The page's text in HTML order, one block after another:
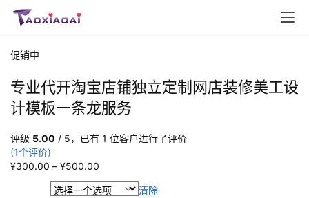
促销中
专业代开淘宝店铺独立定制网店装修美工设
计模板一条龙服务
评级 5.00 / 5，已有 1 位客户进行了评价
(1个评价)
¥300.00 – ¥500.00
清除